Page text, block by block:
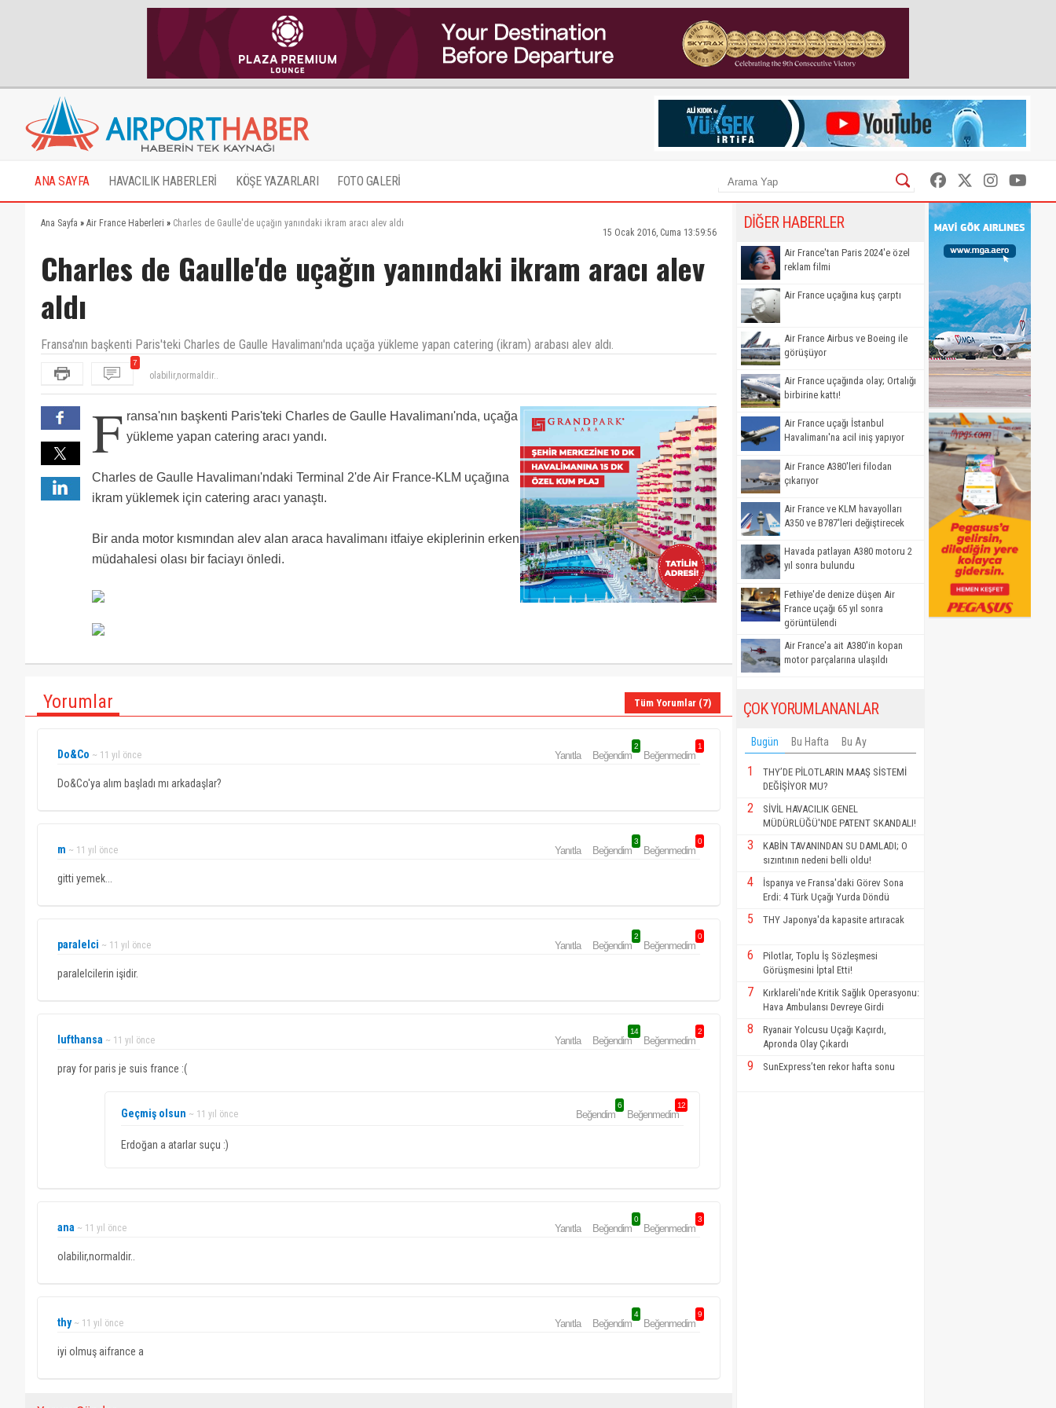
ANA SAYFA HAVACILIK HABERLERİ KÖŞE YAZARLARI FOTO GALERİ
Ana Sayfa » Air France Haberleri » Charles de Gaulle'de uçağın yanındaki ikram aracı alev aldı
15 Ocak 2016, Cuma 13:59:56
Charles de Gaulle'de uçağın yanındaki ikram aracı alev
aldı
Fransa'nın başkenti Paris'teki Charles de Gaulle Havalimanı'nda uçağa yükleme yapan catering (ikram) arabası alev aldı.
7
iyi olmuş aifrance a
paralelcilerin işidir.
pray for paris je suis france :(
F ransa'nın başkenti Paris'teki Charles de Gaulle Havalimanı'nda, uçağa
yükleme yapan catering aracı yandı.
Charles de Gaulle Havalimanı'ndaki Terminal 2'de Air France-KLM uçağına
ikram yüklemek için catering aracı yanaştı.
Bir anda motor kısmından alev alan araca havalimanı itfaiye ekiplerinin erken
müdahalesi olası bir faciayı önledi.
Yorumlar Tüm Yorumlar (7)
Do&Co ~ 11 yıl önce Yanıtla Beğendim
2
Beğenmedim
1
Do&Co'ya alım başladı mı arkadaşlar?
m ~ 11 yıl önce Yanıtla Beğendim
3
Beğenmedim
0
gitti yemek...
paralelci ~ 11 yıl önce Yanıtla Beğendim
2
Beğenmedim
0
paralelcilerin işidir.
lufthansa ~ 11 yıl önce Yanıtla Beğendim
14
Beğenmedim
2
pray for paris je suis france :(
Geçmiş olsun ~ 11 yıl önce Beğendim
6
Beğenmedim
12
Erdoğan a atarlar suçu :)
ana ~ 11 yıl önce Yanıtla Beğendim
0
Beğenmedim
3
olabilir,normaldir..
thy ~ 11 yıl önce Yanıtla Beğendim
4
Beğenmedim
9
iyi olmuş aifrance a
DİĞER HABERLER
Air France'tan Paris 2024'e özel
reklam filmi
Air France uçağına kuş çarptı
Air France Airbus ve Boeing ile
görüşüyor
Air France uçağında olay; Ortalığı
birbirine kattı!
Air France uçağı İstanbul
Havalimanı'na acil iniş yapıyor
Air France A380'leri filodan
çıkarıyor
Air France ve KLM havayolları
A350 ve B787'leri değiştirecek
Havada patlayan A380 motoru 2
yıl sonra bulundu
Fethiye'de denize düşen Air
France uçağı 65 yıl sonra
görüntülendi
Air France'a ait A380'in kopan
motor parçalarına ulaşıldı
ÇOK YORUMLANANLAR
Bugün Bu Hafta Bu Ay
1
THY’DE PİLOTLARIN MAAŞ SİSTEMİ
DEĞİŞİYOR MU?
2
SİVİL HAVACILIK GENEL
MÜDÜRLÜĞÜ'NDE PATENT SKANDALI!
3
KABİN TAVANINDAN SU DAMLADI; O
sızıntının nedeni belli oldu!
4
İspanya ve Fransa'daki Görev Sona
Erdi: 4 Türk Uçağı Yurda Döndü
5 THY Japonya'da kapasite artıracak
6
Pilotlar, Toplu İş Sözleşmesi
Görüşmesini İptal Etti!
7
Kırklareli'nde Kritik Sağlık Operasyonu:
Hava Ambulansı Devreye Girdi
8
Ryanair Yolcusu Uçağı Kaçırdı,
Apronda Olay Çıkardı
9 SunExpress’ten rekor hafta sonu